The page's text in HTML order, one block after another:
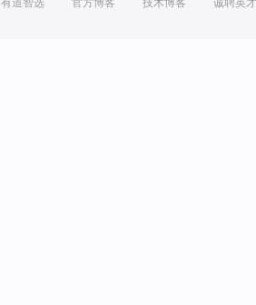
有道智选 官方博客 技术博客 诚聘英才